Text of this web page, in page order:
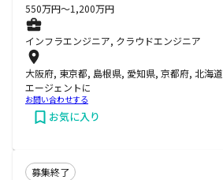
550万円〜1,200万円
インフラエンジニア, クラウドエンジニア
大阪府, 東京都, 島根県, 愛知県, 京都府, 北海道
エージェントに
お問い合わせする
お気に入り
募集終了